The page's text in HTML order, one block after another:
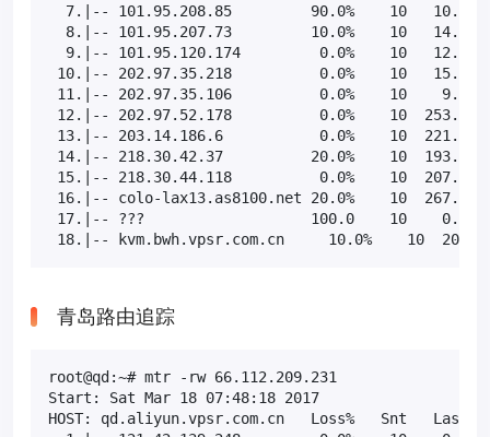
7.|-- 101.95.208.85         90.0%    10   10.4
8.|-- 101.95.207.73         10.0%    10   14.0
9.|-- 101.95.120.174         0.0%    10   12.5
10.|-- 202.97.35.218          0.0%    10   15.7
11.|-- 202.97.35.106          0.0%    10    9.8
12.|-- 202.97.52.178          0.0%    10  253.3
13.|-- 203.14.186.6           0.0%    10  221.3
14.|-- 218.30.42.37          20.0%    10  193.6
15.|-- 218.30.44.118          0.0%    10  207.3
16.|-- colo-lax13.as8100.net 20.0%    10  267.7
17.|-- ???                   100.0    10    0.0
18.|-- kvm.bwh.vpsr.com.cn     10.0%    10
青岛路由追踪
root@qd:~# mtr -rw 66.112.209.231
Start: Sat Mar 18 07:48:18 2017
HOST: qd.aliyun.vpsr.com.cn   Loss%   Snt   Last